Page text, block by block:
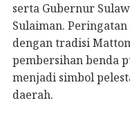
serta Gubernur
Sulaiman.
dengan tradisi
pembersihan benda
menjadi simbol
daerah.